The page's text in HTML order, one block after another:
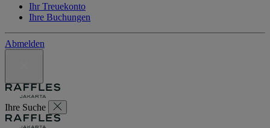
Ihr Treuekonto
Ihre Buchungen
Abmelden
Ihre Suche